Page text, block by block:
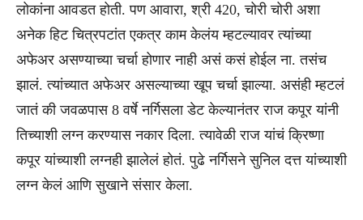
लोकांना आवडत होती. पण आवारा, श्री 420, चोरी चोरी अशा
अनेक हिट चित्रपटांत एकत्र काम केलंय म्हटल्यावर त्यांच्या
अफेअर असण्याच्या चर्चा होणार नाही असं कसं होईल ना. तसंच
झालं. त्यांच्यात अफेअर असल्याच्या खूप चर्चा झाल्या. असंही म्हटलं
जातं की जवळपास 8 वर्षे नर्गिसला डेट केल्यानंतर राज कपूर यांनी
तिच्याशी लग्न करण्यास नकार दिला. त्यावेळी राज यांचं क्रिष्णा
कपूर यांच्याशी लग्नही झालेलं होतं. पुढे नर्गिसने सुनिल दत्त यांच्याशी
लग्न केलं आणि सुखाने संसार केला.